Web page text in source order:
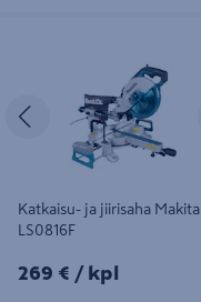
Edellinen
Katkaisu- ja jiirisaha Makita
LS0816F
269€/kpl
269 € / kpl